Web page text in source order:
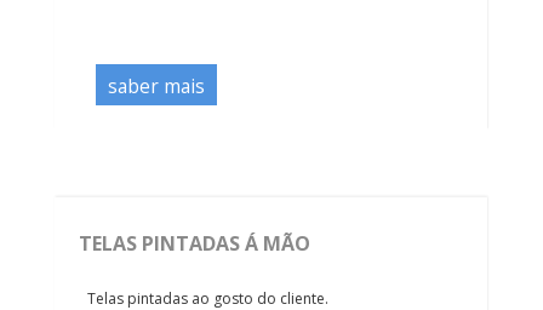
saber mais
TELAS PINTADAS Á MÃO
Telas pintadas ao gosto do cliente.